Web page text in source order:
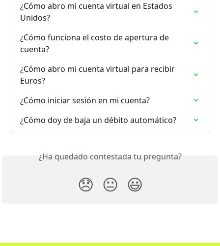
¿Cómo abro mi cuenta virtual en Estados
Unidos?
¿Cómo funciona el costo de apertura de
cuenta?
¿Cómo abro mi cuenta virtual para recibir
Euros?
¿Cómo iniciar sesión en mi cuenta?
¿Cómo doy de baja un débito automático?
¿Ha quedado contestada tu pregunta?
😞 😐 😃